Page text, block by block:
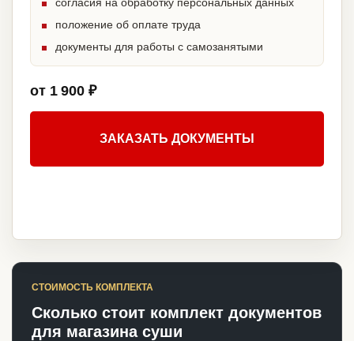
положение об оплате труда
документы для работы с самозанятыми
от 1 900 ₽
ЗАКАЗАТЬ ДОКУМЕНТЫ
СТОИМОСТЬ КОМПЛЕКТА
Сколько стоит комплект документов
для магазина суши